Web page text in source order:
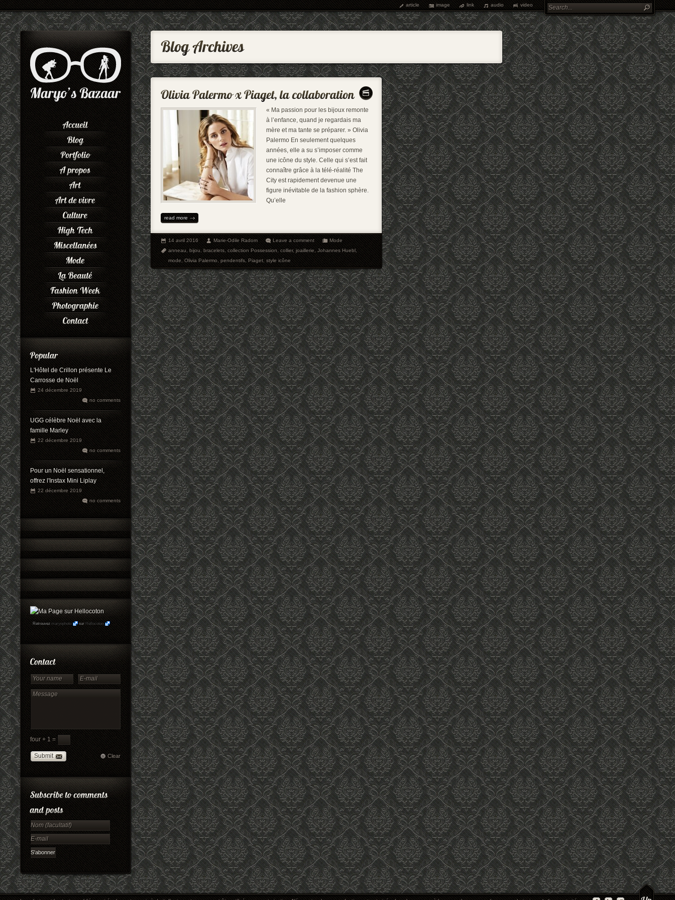
article image link audio video
L'Hôtel de Crillon présente Le
Carrosse de Noël
24 décembre 2019
no comments
UGG célèbre Noël avec la
famille Marley
22 décembre 2019
no comments
Pour un Noël sensationnel,
offrez l'Instax Mini Liplay
22 décembre 2019
no comments
Retrouvez maryophoto sur Hellocoton
four + 1 =
Submit Clear
« Ma passion pour les bijoux remonte
à l’enfance, quand je regardais ma
mère et ma tante se préparer. » Olivia
Palermo En seulement quelques
années, elle a su s’imposer comme
une icône du style. Celle qui s’est fait
connaître grâce à la télé-réalité The
City est rapidement devenue une
figure inévitable de la fashion sphère.
Qu’elle
read more
14 avril 2016 Marie-Odile Radom Leave a comment
Mode
anneau,bijou,bracelets,collection Possession,collier,joaillerie,Johannes Huebl,
mode,Olivia Palermo,pendentifs,Piaget,style icône